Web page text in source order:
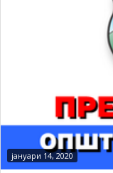
јануари 14, 2020